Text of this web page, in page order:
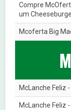
Compre
um
Mcoferta Big
McLanche Feliz
McLanche Feliz